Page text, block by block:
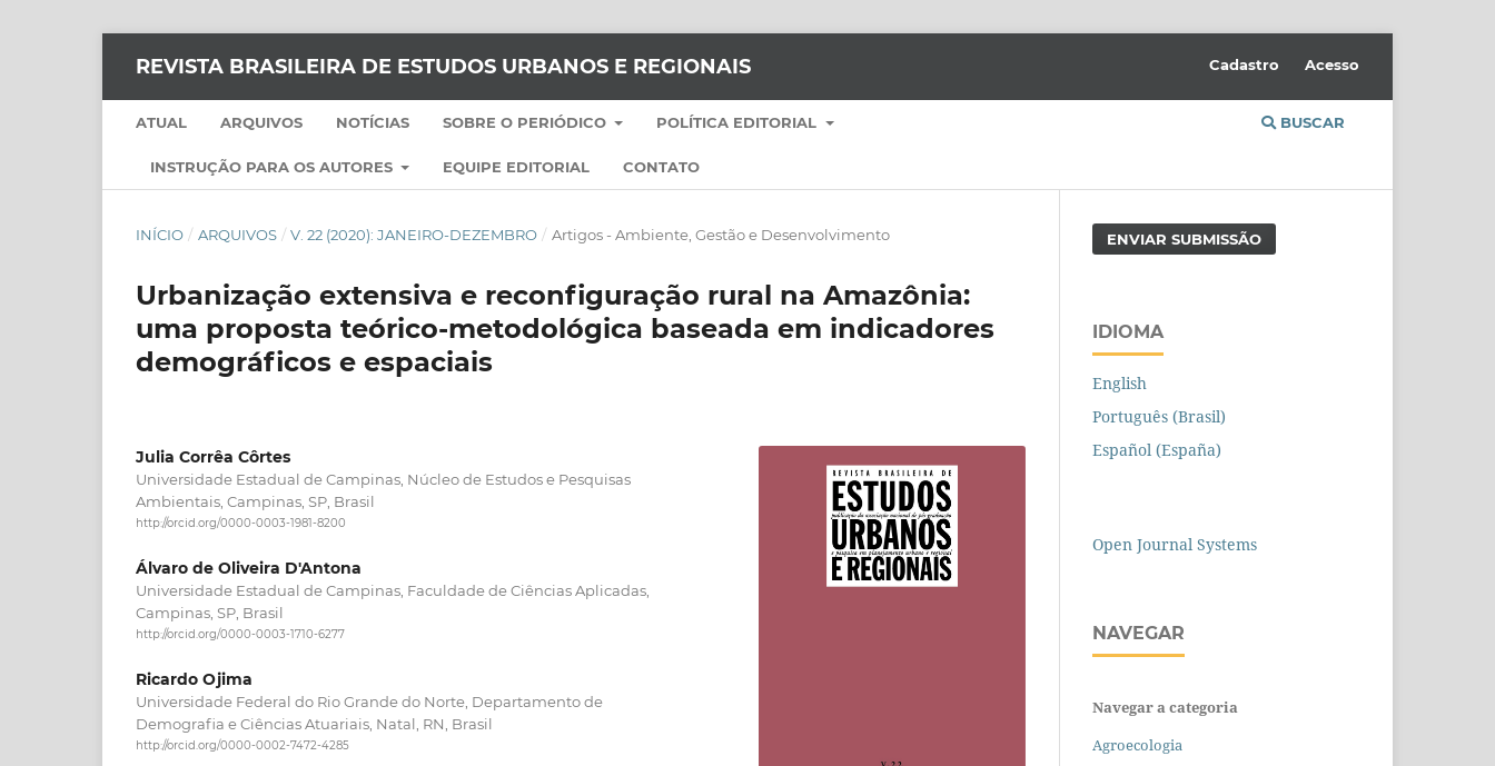
REVISTA BRASILEIRA DE ESTUDOS URBANOS E REGIONAIS
ATUAL ARQUIVOS NOTÍCIAS SOBRE O PERIÓDICO POLÍTICA EDITORIAL
INSTRUÇÃO PARA OS AUTORES EQUIPE EDITORIAL CONTATO
BUSCAR
Cadastro Acesso
INÍCIO / ARQUIVOS / V. 22 (2020): JANEIRO-DEZEMBRO / Artigos - Ambiente, Gestão e Desenvolvimento
Urbanização extensiva e reconfiguração rural na Amazônia:
uma proposta teórico-metodológica baseada em indicadores
demográficos e espaciais
Julia Corrêa Côrtes
Universidade Estadual de Campinas, Núcleo de Estudos e Pesquisas
Ambientais, Campinas, SP, Brasil
http://orcid.org/0000-0003-1981-8200
Álvaro de Oliveira D'Antona
Universidade Estadual de Campinas, Faculdade de Ciências Aplicadas,
Campinas, SP, Brasil
http://orcid.org/0000-0003-1710-6277
Ricardo Ojima
Universidade Federal do Rio Grande do Norte, Departamento de
Demografia e Ciências Atuariais, Natal, RN, Brasil
http://orcid.org/0000-0002-7472-4285
ENVIAR SUBMISSÃO
IDIOMA
English
Português (Brasil)
Español (España)
Open Journal Systems
NAVEGAR
Navegar a categoria
Agroecologia